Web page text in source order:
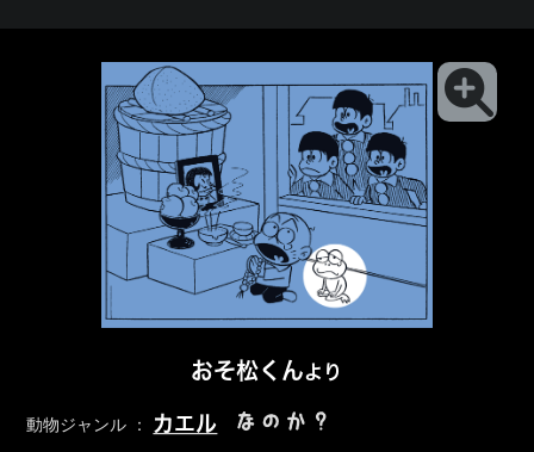
おそ松くんより
動物ジャンル ： カエル なのか？